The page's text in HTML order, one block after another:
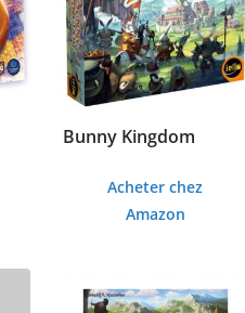
Bunny Kingdom
Acheter chez
Amazon